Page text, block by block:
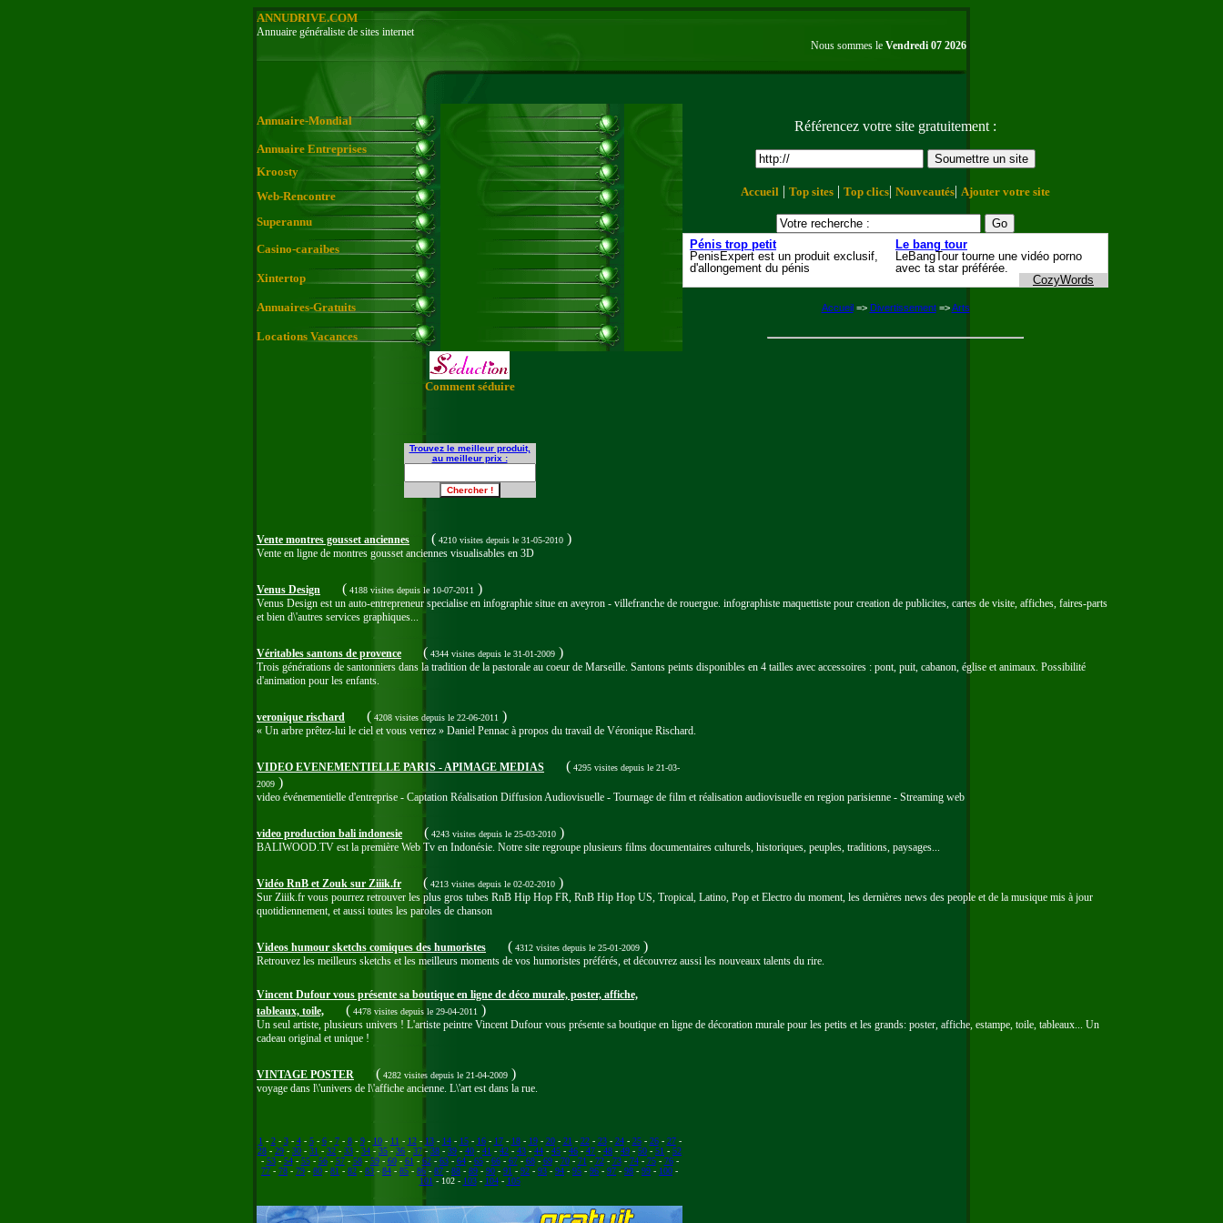
ANNUDRIVE.COM
Annuaire généraliste de sites internet
Nous sommes le Vendredi 07 2026
Annuaire-Mondial
Annuaire Entreprises
Kroosty
Web-Rencontre
Superannu
Casino-caraibes
Xintertop
Annuaires-Gratuits
Locations Vacances
Comment séduire
Trouvez le meilleur produit,
au meilleur prix :
Référencez votre site gratuitement :
Accueil | Top sites | Top clics| Nouveautés| Ajouter votre site
Accueil=> Divertissement=>Arts
Vente montres gousset anciennes ( 4210 visites depuis le 31-05-2010 )
Vente en ligne de montres gousset anciennes visualisables en 3D
Venus Design ( 4188 visites depuis le 10-07-2011 )
Venus Design est un auto-entrepreneur specialise en infographie situe en aveyron - villefranche de rouergue. infographiste maquettiste pour creation de publicites, cartes de visite, affiches, faires-parts
et bien d\'autres services graphiques...
Véritables santons de provence ( 4344 visites depuis le 31-01-2009 )
Trois générations de santonniers dans la tradition de la pastorale au coeur de Marseille. Santons peints disponibles en 4 tailles avec accessoires : pont, puit, cabanon, église et animaux. Possibilité
d'animation pour les enfants.
veronique rischard ( 4208 visites depuis le 22-06-2011 )
« Un arbre prêtez-lui le ciel et vous verrez » Daniel Pennac à propos du travail de Véronique Rischard.
VIDEO EVENEMENTIELLE PARIS - APIMAGE MEDIAS ( 4295 visites depuis le 21-03-
2009 )
video événementielle d'entreprise - Captation Réalisation Diffusion Audiovisuelle - Tournage de film et réalisation audiovisuelle en region parisienne - Streaming web
video production bali indonesie ( 4243 visites depuis le 25-03-2010 )
BALIWOOD.TV est la première Web Tv en Indonésie. Notre site regroupe plusieurs films documentaires culturels, historiques, peuples, traditions, paysages...
Vidéo RnB et Zouk sur Ziiik.fr ( 4213 visites depuis le 02-02-2010 )
Sur Ziiik.fr vous pourrez retrouver les plus gros tubes RnB Hip Hop FR, RnB Hip Hop US, Tropical, Latino, Pop et Electro du moment, les dernières news des people et de la musique mis à jour
quotidiennement, et aussi toutes les paroles de chanson
Videos humour sketchs comiques des humoristes ( 4312 visites depuis le 25-01-2009 )
Retrouvez les meilleurs sketchs et les meilleurs moments de vos humoristes préférés, et découvrez aussi les nouveaux talents du rire.
Vincent Dufour vous présente sa boutique en ligne de déco murale, poster, affiche,
tableaux, toile,
( 4478 visites depuis le 29-04-2011 )
Un seul artiste, plusieurs univers ! L'artiste peintre Vincent Dufour vous présente sa boutique en ligne de décoration murale pour les petits et les grands: poster, affiche, estampe, toile, tableaux... Un
cadeau original et unique !
VINTAGE POSTER ( 4282 visites depuis le 21-04-2009 )
voyage dans l\'univers de l\'affiche ancienne. L\'art est dans la rue.
1 - 2- 3- 4- 5- 6- 7- 8- 9- 10- 11 - 12- 13- 14- 15- 16- 17- 18- 19- 20- 21 - 22- 23- 24- 25- 26- 27-
28 - 29 - 30 - 31 - 32 - 33 - 34 - 35 - 36 - 37- 38 - 39 - 40 - 41 - 42 - 43 - 44 - 45 - 46 - 47 - 48 - 49 - 50 - 51 - 52
- 53- 54- 55- 56- 57- 58- 59- 60- 61 - 62- 63- 64- 65- 66- 67- 68- 69- 70- 71 - 72- 73- 74- 75- 76-
77 - 78 - 79 - 80 - 81 - 82 - 83 - 84 - 85 - 86 - 87 - 88 - 89 - 90 - 91 - 92 - 93 - 94 - 95 - 96 - 97 - 98 - 99 - 100 -
101 - 102 - 103- 104- 105